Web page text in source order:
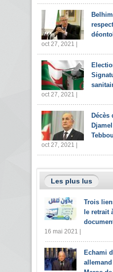
oct 27, 2021 |
oct 27, 2021 |
Décès
oct 27, 2021 |
Les plus lus
Trois
le retrait
16 mai 2021 |
Echami